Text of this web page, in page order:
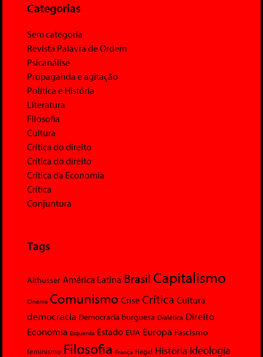
Categorias
Sem categoria
Revista Palavra de Ordem
Psicanálise
Propaganda e agitação
Política e História
Literatura
Filosofia
Cultura
Crítica do direito
Crítica do direito
Crítica da Economia
Crítica
Conjuntura
Tags
Althusser América Latina Brasil Capitalismo
Cinema Comunismo Crise Crítica Cultura
democracia Democracia burguesa Dialética Direito
Economia Esquerda Estado EUA Europa Fascismo
feminismo Filosofia França Hegel História Ideologia